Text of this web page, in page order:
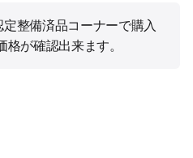
整備済品コーナーで購入
が確認出来ます。